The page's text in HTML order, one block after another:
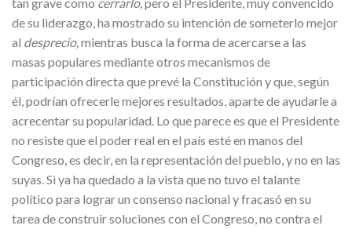
de su liderazgo, ha mostrado su intención de someterlo mejor
al desprecio, mientras busca la forma de acercarse a las
masas populares mediante otros mecanismos de
participación directa que prevé la Constitución y que, según
él, podrían ofrecerle mejores resultados, aparte de ayudarle a
acrecentar su popularidad. Lo que parece es que el Presidente
no resiste que el poder real en el país esté en manos del
Congreso, es decir, en la representación del pueblo, y no en las
suyas. Si ya ha quedado a la vista que no tuvo el talante
político para lograr un consenso nacional y fracasó en su
tarea de construir soluciones con el Congreso, no contra el